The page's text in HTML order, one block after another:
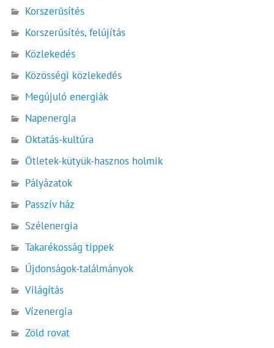
Korszerűsítés
Korszerűsítés, felújítás
Közlekedés
Közösségi közlekedés
Megújuló energiák
Napenergia
Oktatás-kultúra
Ötletek-kütyük-hasznos holmik
Pályázatok
Passzív ház
Szélenergia
Takarékosság tippek
Újdonságok-találmányok
Világítás
Vízenergia
Zöld rovat